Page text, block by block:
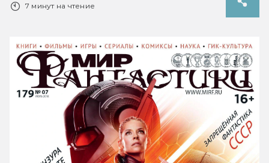
7 минут на чтение